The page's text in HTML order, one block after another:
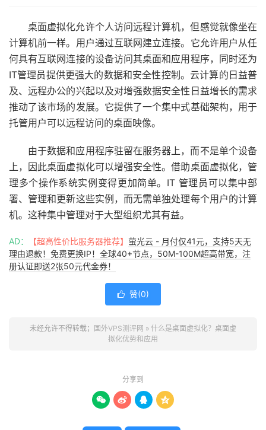
桌面虚拟化允许个人访问远程计算机，但感觉就像坐在
计算机前一样。用户通过互联网建立连接。它允许用户从任
何具有互联网连接的设备访问其桌面和应用程序，同时还为
IT管理员提供更强大的数据和安全性控制。云计算的日益普
及、远程办公的兴起以及对增强数据安全性日益增长的需求
推动了该市场的发展。它提供了一个集中式基础架构，用于
托管用户可以远程访问的桌面映像。
由于数据和应用程序驻留在服务器上，而不是单个设备
上，因此桌面虚拟化可以增强安全性。借助桌面虚拟化，管
理多个操作系统实例变得更加简单。IT 管理员可以集中部
署、管理和更新这些实例，而无需单独处理每个用户的计算
机。这种集中管理对于大型组织尤其有益。
AD： 【超高性价比服务器推荐】 萤光云 - 月付仅41元，支持5天无
理由退款！免费更换IP！全球40+节点，50M-100M超高带宽，注
册认证即送2张50元代金券！
 赞(0)
未经允许不得转载； 国外VPS测评网 » 什么是桌面虚拟化？桌面虚
拟化优势和应用
分享到
   